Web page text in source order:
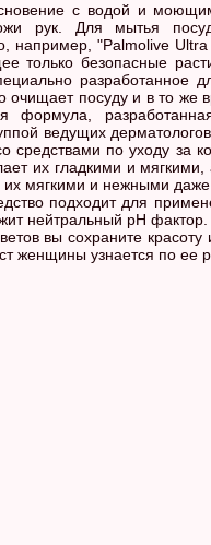
с водой и
рук. Для мытья
например, "Palmolive
только безопасные
разработанное
очищает посуду и в то же
формула,
ведущих
средствами по уходу за
их гладкими и
их мягкими и нежными
подходит для
нейтральный рH фактор.
вы сохраните
женщины узнается по ее